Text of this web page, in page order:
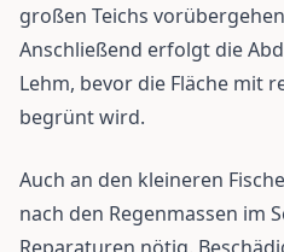
großen Teichs
Anschließend erfolgt die
Lehm, bevor die Fläche mit
begrünt wird.
Auch an den kleineren
nach den Regenmassen im